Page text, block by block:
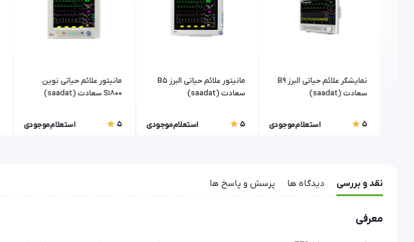
نمایشگر علائم حیاتی البرز B9
سعادت (saadat)
5 استعلام موجودی
مانیتور علائم حیاتی البرز B5
سعادت (saadat)
5 استعلام موجودی
مانیتور علائم حیاتی نوین
S1800 سعادت (saadat)
5 استعلام موجودی
نقد و بررسی دیدگاه ها پرسش و پاسخ ها
معرفی